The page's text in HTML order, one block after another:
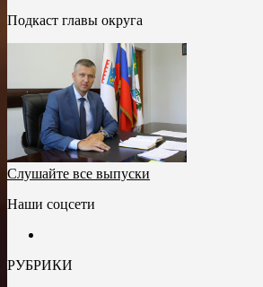
Подкаст главы округа
Слушайте все выпуски
Наши соцсети
РУБРИКИ